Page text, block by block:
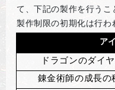
て、下記の製作を行うこ
製作制限の初期化は行わ
ア
ドラゴンのダイ
錬金術師の成長の